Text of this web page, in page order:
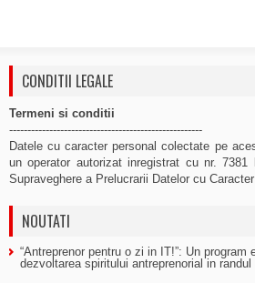
CONDITII LEGALE
Termeni si conditii
-----------------------------------------------------
Datele cu caracter personal colectate pe
un operator autorizat inregistrat cu nr. 7381
Supraveghere a Prelucrarii Datelor cu
NOUTATI
“Antreprenor pentru o zi in IT!”: Un program
dezvoltarea spiritului antreprenorial in randul